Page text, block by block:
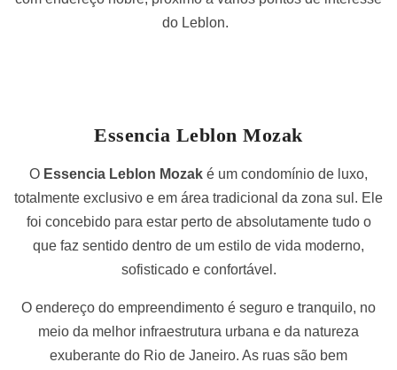
do Leblon.
Essencia Leblon Mozak
O Essencia Leblon Mozak é um condomínio de luxo,
totalmente exclusivo e em área tradicional da zona sul. Ele
foi concebido para estar perto de absolutamente tudo o
que faz sentido dentro de um estilo de vida moderno,
sofisticado e confortável.
O endereço do empreendimento é seguro e tranquilo, no
meio da melhor infraestrutura urbana e da natureza
exuberante do Rio de Janeiro. As ruas são bem